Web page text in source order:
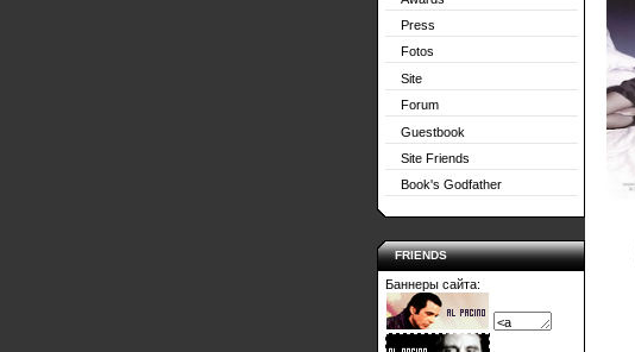
Press
Fotos
Site
Forum
Guestbook
Site Friends
Book's Godfather
FRIENDS
Баннеры сайта: